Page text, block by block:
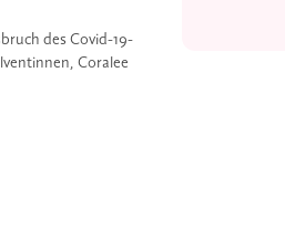
des Covid-19-
Coralee